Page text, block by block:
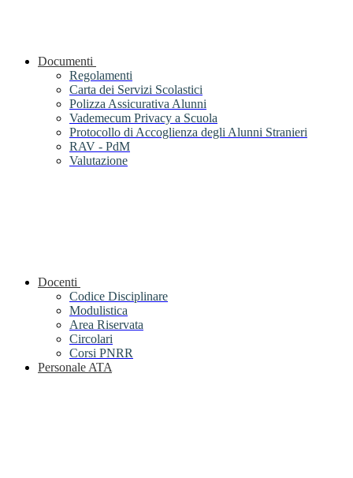
Documenti
Regolamenti
Carta dei Servizi Scolastici
Polizza Assicurativa Alunni
Vademecum Privacy a Scuola
Protocollo di Accoglienza degli Alunni Stranieri
RAV - PdM
Valutazione
Docenti
Codice Disciplinare
Modulistica
Area Riservata
Circolari
Corsi PNRR
Personale ATA